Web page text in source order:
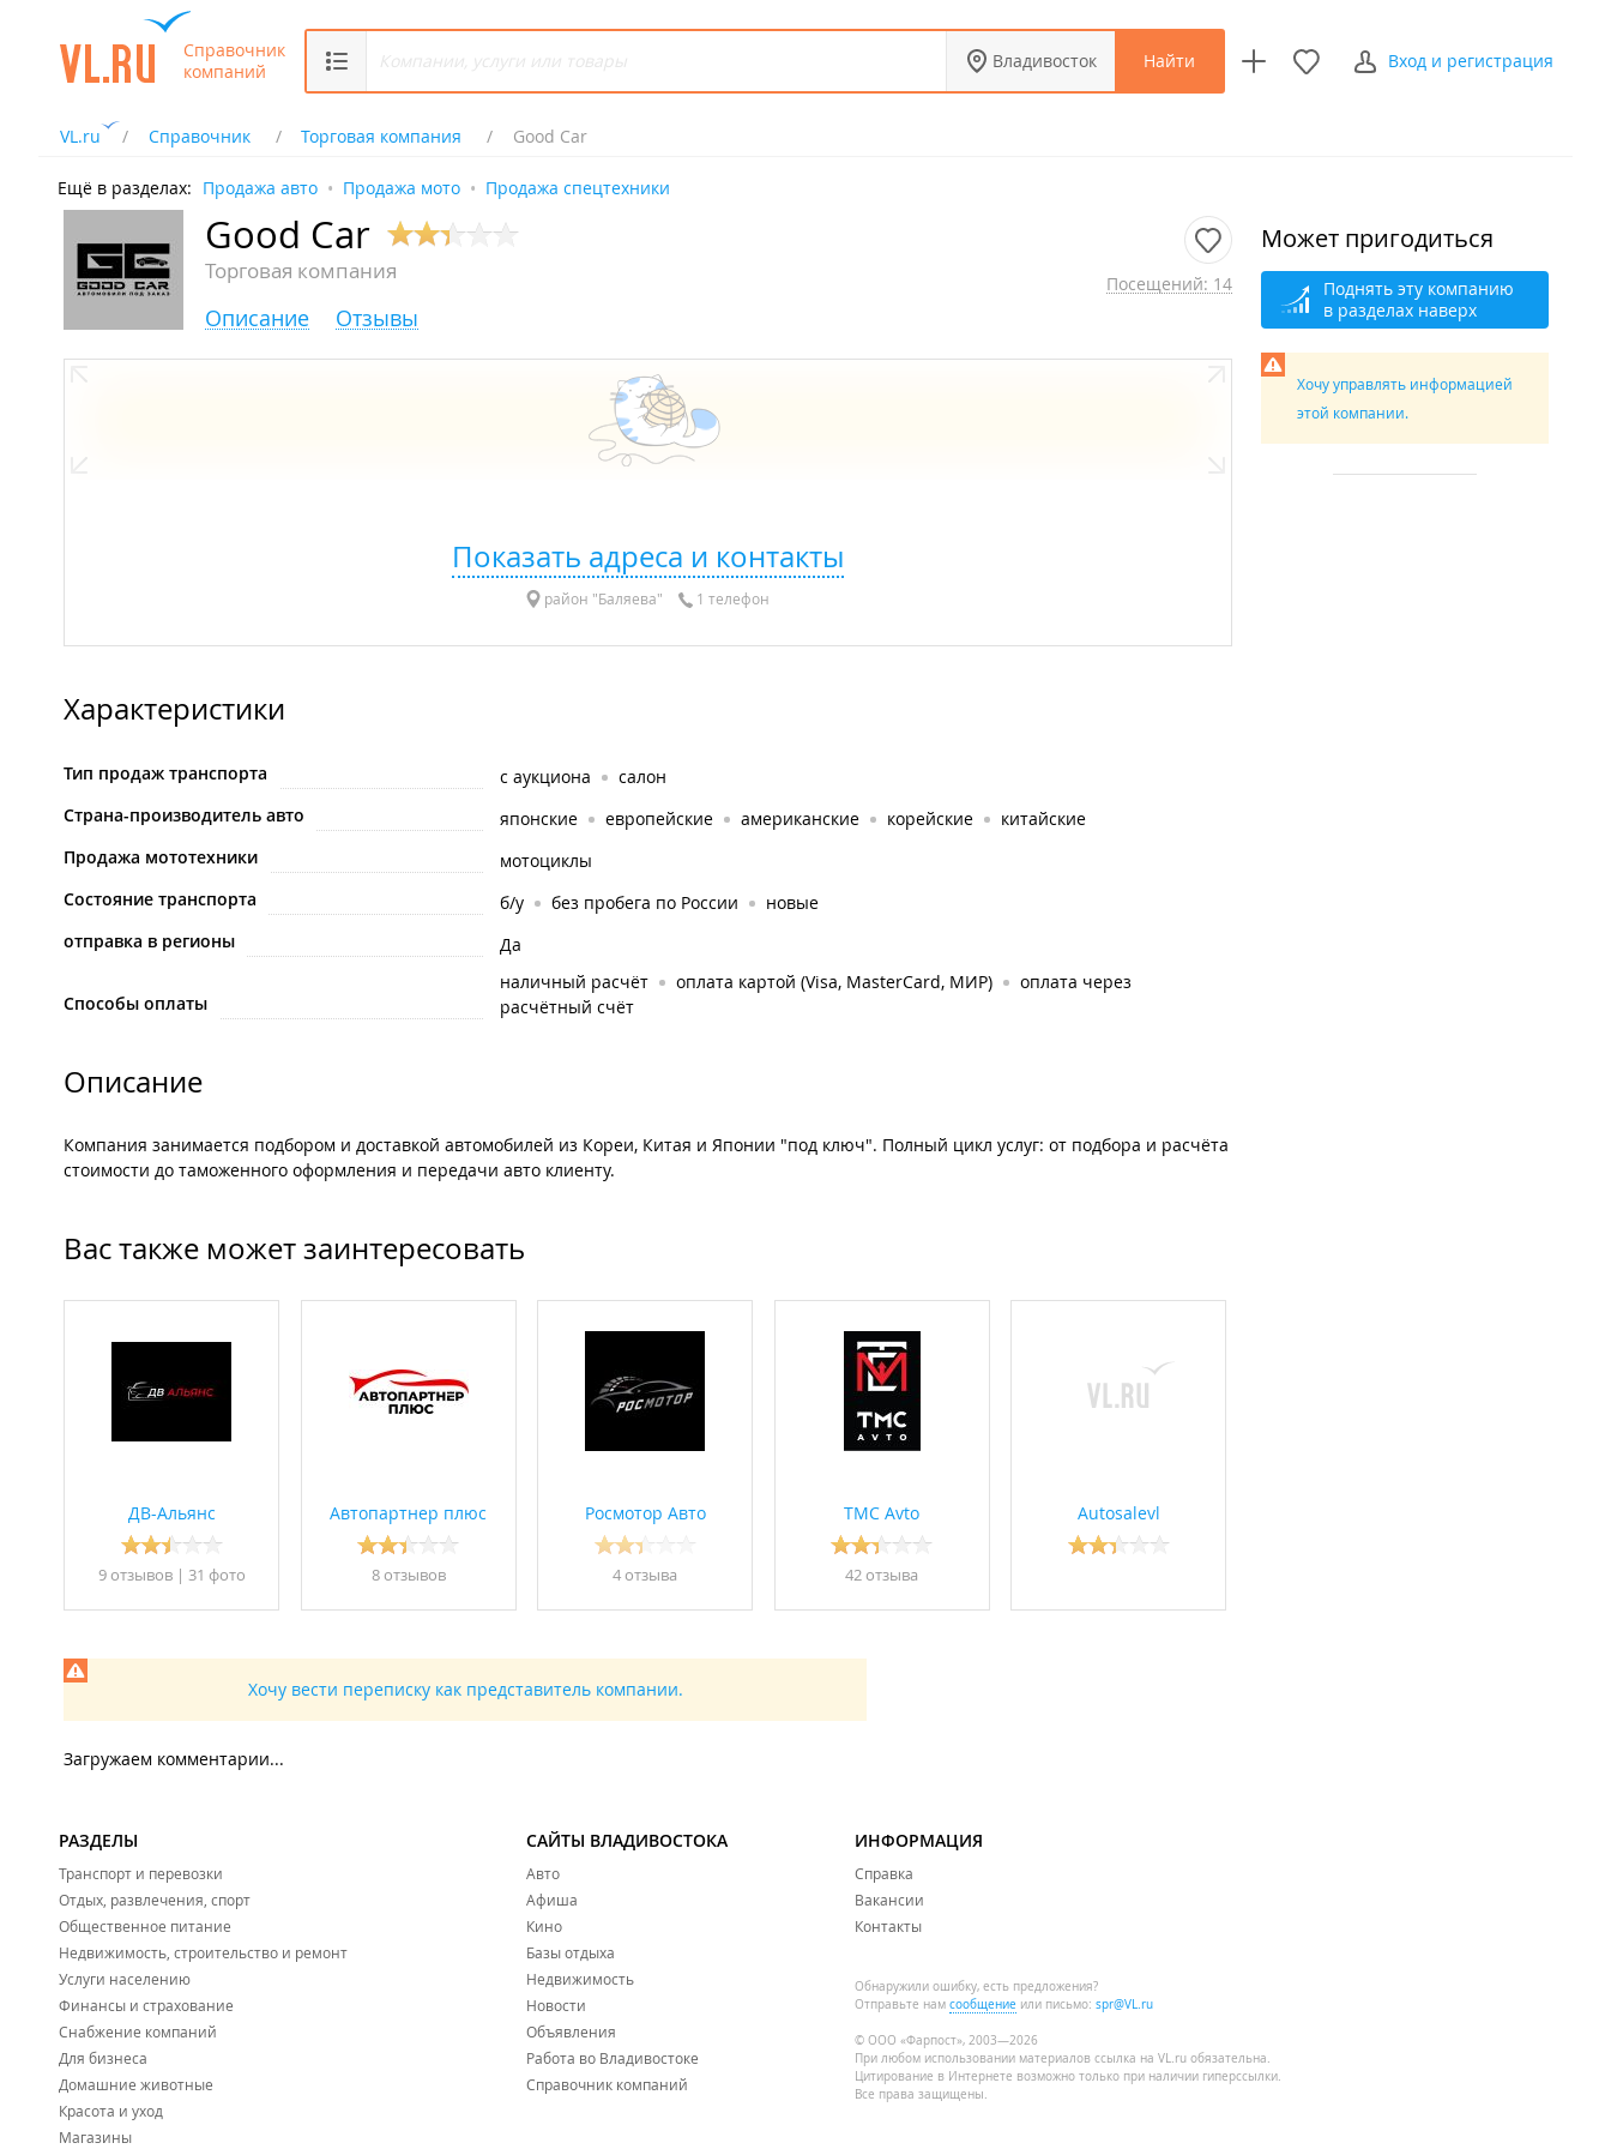
Справочник
компаний
Владивосток Найти Вход и регистрация
VL.ru Справочник Торговая компания Good Car
Ещё в разделах: Продажа авто Продажа мото Продажа спецтехники
Good Car
Торговая компания Посещений: 14
Описание Отзывы
Показать адреса и контакты
район "Баляева" 1 телефон
Характеристики
Тип продаж транспорта с аукциона
салон
Страна-производитель авто
японские европейские американские корейские
китайские
Продажа мототехники
мотоциклы
Состояние транспорта
б/у без пробега по России
новые
отправка в регионы
Да
Способы оплаты
наличный расчёт оплата картой (Visa, MasterCard, МИР)
оплата через
расчётный счёт
Описание
Компания занимается подбором и доставкой автомобилей из Кореи, Китая и Японии "под ключ". Полный цикл услуг: от подбора и расчёта
стоимости до таможенного оформления и передачи авто клиенту.
Вас также может заинтересовать
ДВ-Альянс
9 отзывов| 31 фото
Автопартнер плюс
8 отзывов
Росмотор Авто
4 отзывa
TMC Avto
42 отзывa
Autosalevl
Хочу вести переписку как представитель компании.
Загружаем комментарии...
Может пригодиться
Поднять эту компанию
в разделах наверх
Хочу управлять информацией
этой компании.
РАЗДЕЛЫ
Транспорт и перевозки
Отдых, развлечения, спорт
Общественное питание
Недвижимость, строительство и ремонт
Услуги населению
Финансы и страхование
Снабжение компаний
Для бизнеса
Домашние животные
Красота и уход
Магазины
САЙТЫ ВЛАДИВОСТОКА
Авто
Афиша
Кино
Базы отдыха
Недвижимость
Новости
Объявления
Работа во Владивостоке
Справочник компаний
ИНФОРМАЦИЯ
Справка
Вакансии
Контакты
Обнаружили ошибку, есть предложения?
Отправьте нам сообщение или письмо: spr@VL.ru
© ООО «Фарпост», 2003—2026
При любом использовании материалов ссылка на VL.ru обязательна.
Цитирование в Интернете возможно только при наличии гиперссылки.
Все права защищены.